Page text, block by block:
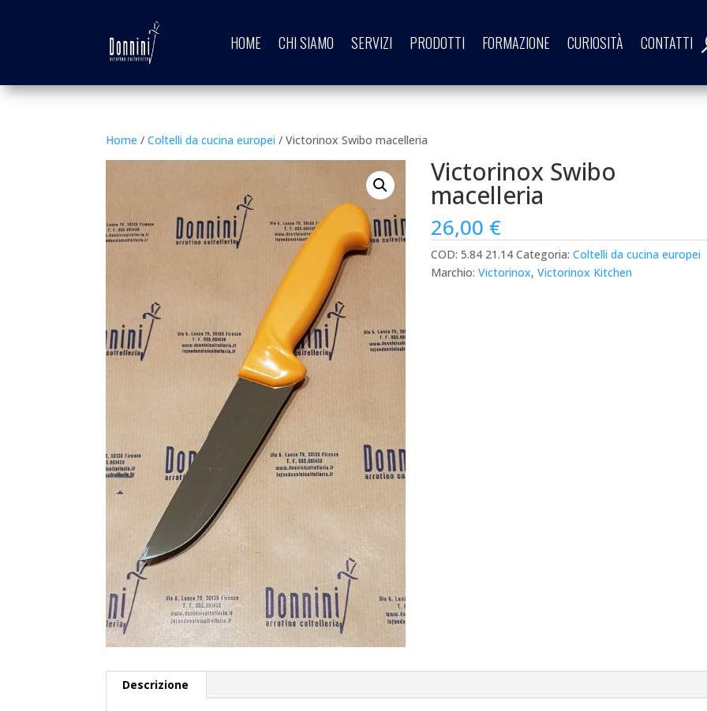
HOME CHI SIAMO SERVIZI PRODOTTI FORMAZIONE CURIOSITÀ CONTATTI
Home /Coltelli da cucina europei / Victorinox Swibo macelleria
Victorinox Swibo
macelleria
26,00 €
COD:5.84 21.14 Categoria:Coltelli da cucina europei
Marchio:Victorinox,Victorinox Kitchen
Descrizione